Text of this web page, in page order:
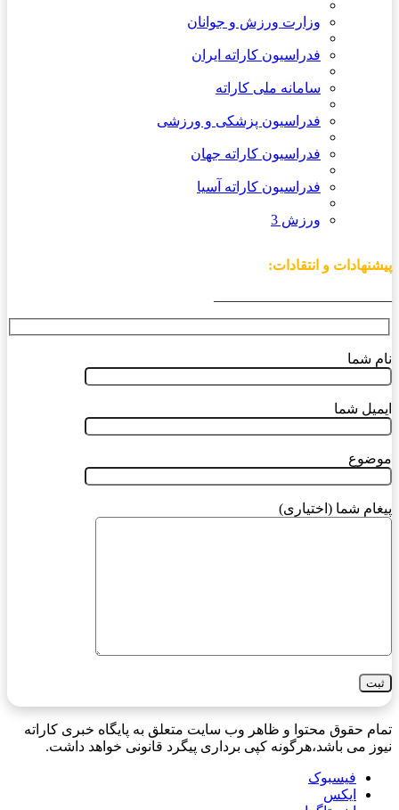
وزارت ورزش و جوانان
فدراسیون کاراته ایران
سامانه ملی کاراته
فدراسیون پزشکی و ورزشی
فدراسیون کاراته جهان
فدراسیون کاراته آسیا
ورزش 3
پیشنهادات و انتقادات:
نام شما
ایمیل شما
موضوع
پیغام شما (اختیاری)
تمام حقوق محتوا و ظاهر وب سایت متعلق به پایگاه خبری کاراته
نیوز می باشد،هرگونه کپی برداری پیگرد قانونی خواهد داشت.
فیسبوک
ایکس